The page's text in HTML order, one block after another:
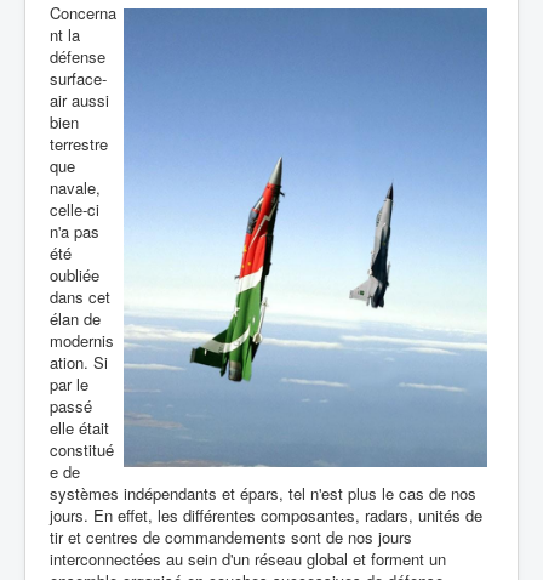
Concerna
nt la
défense
surface-
air aussi
bien
terrestre
que
navale,
celle-ci
n'a pas
été
oubliée
dans cet
élan de
modernis
ation. Si
par le
passé
elle était
constitué
e de
systèmes indépendants et épars, tel n'est plus le cas de nos
jours. En effet, les différentes composantes, radars, unités de
tir et centres de commandements sont de nos jours
interconnectées au sein d'un réseau global et forment un